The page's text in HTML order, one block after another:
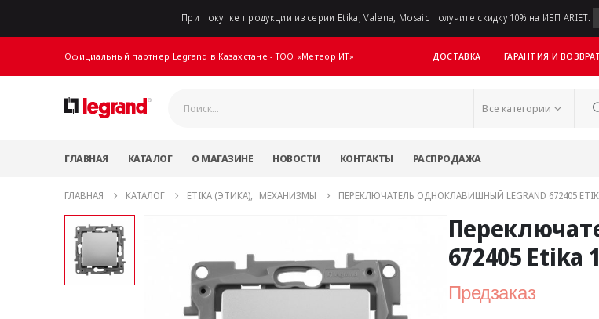
При покупке продукции из серии Etika, Valena, Mosaic получите скидку 10% на ИБП ARIET.
Официальный партнер Legrand в Казахстане - ТОО «Метеор ИТ» ДОСТАВКА ГАРАНТИЯ И
Все категории
ГЛАВНАЯ КАТАЛОГ О МАГАЗИНЕ НОВОСТИ КОНТАКТЫ РАСПРОДАЖА
ГЛАВНАЯ КАТАЛОГ ETIKA (ЭТИКА), МЕХАНИЗМЫ ПЕРЕКЛЮЧАТЕЛЬ ОДНОКЛАВИШНЫЙ LEGRAND 672405
672405
Предзаказ